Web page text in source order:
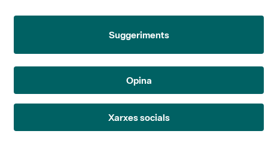
Suggeriments
Opina
Xarxes socials